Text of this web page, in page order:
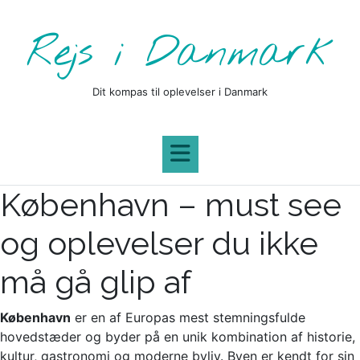
contentRejs i Danmark
Dit kompas til oplevelser i Danmark
København – must see
og oplevelser du ikke
må gå glip af
København er en af Europas mest stemningsfulde
hovedstæder og byder på en unik kombination af historie,
kultur, gastronomi og moderne byliv. Byen er kendt for sin